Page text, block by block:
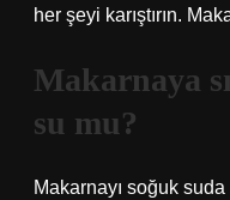
her şeyi karıştırın.
Makarnaya
su mu?
Makarnayı soğuk